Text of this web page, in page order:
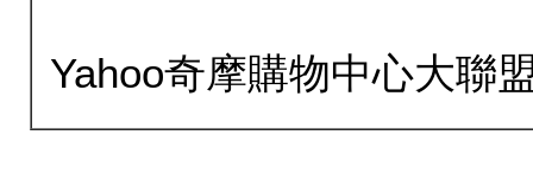
Yahoo奇摩購物中心大